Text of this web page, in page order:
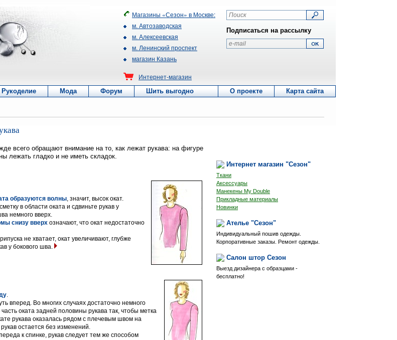
Подписаться на рассылку
Магазины «Сезон» в Москве:
м. Автозаводская
м. Алексеевская
м. Ленинский проспект
магазин Казань
Интернет-магазин
Рукоделие Мода Форум Шить выгодно О проекте Карта сайта
Интернет магазин "Сезон"
Ткани
Аксессуары
Манекены My Double
Прикладные материалы
Новинки
Ателье "Сезон"
Индивидуальный пошив одежды.
Корпоративные заказы. Ремонт одежды.
Салон штор Сезон
Выезд дизайнера с образцами -
бесплатно!
всего обращают внимание на то, как лежат рукава: на фигуре
лежать гладко и не иметь складок.
образуются волны, значит, высок окат.
в области оката и сдвиньте рукав у
немного вверх.
снизу вверх означают, что окат недостаточно
не хватает, окат увеличивают, глубже
у бокового шва.
.
вперед. Во многих случаях достаточно немного
оката задней половины рукава так, чтобы метка
рукава оказалась рядом с плечевым швом на
остается без изменений.
к спинке, рукав следует тем же способом